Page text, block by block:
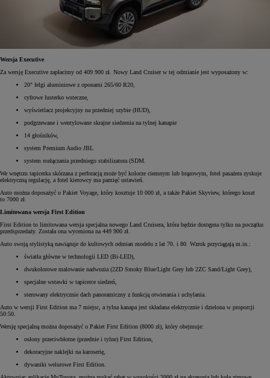
Wersja Executive
Za wersję Executive zapłacimy od 409 900 zł. Nowy Land Cruiser w tej odmianie jest wyposażony w:
20" felgi aluminiowe z oponami 265/60 R20,
cyfrowe lusterko wsteczne,
wyświetlacz projekcyjny na przedniej szybie (HUD),
podgrzewane i wentylowane skrajne siedzenia na tylnej kanapie
14 głośników,
system Premium Audio JBL
system rozłączania przedniego stabilizatora (SDM.
We wnętrzu tapicerka skórzana z perforacją może być kolorze ciemnym lub brązowym, fotel pasażera zyskuje
elektryczną regulację, a fotel kierowcy ma pamięć ustawień.
Auto można doposażyć o Pakiet Voyage, który kosztuje 10 000 zł, a także Pakiet Skyview, którego koszt
to 7000 zł.
Limitowana wersja First Edition
First Edition to limitowana wersja specjalna nowego Land Cruisera, która będzie dostępna tylko na początku
przedsprzedaży. Została ona wyceniona na 449 900 zł.
Auto swoją stylistyką nawiązuje do kultowych odmian modelu z lat 70. i 80. Wzrok przyciągają m.in.:
światła główne w technologii LED (Bi-LED),
dwukolorowe malowanie nadwozia (2ZD Smoky Blue/Light Grey lub 2ZC Sand/Light Grey),
specjalne wstawki w tapicerce siedzeń,
sterowany elektrycznie dach panoramiczny z funkcją otwierania i uchylania.
Auto w wersji First Edition ma 7 miejsc, a tylna kanapa jest składana elektrycznie i dzielona w proporcji
50:50.
Wersję specjalną można doposażyć o Pakiet First Edition (8000 zł), który obejmuje:
osłony przeciwbłotne (przednie i tylne) First Edition,
dekoracyjne naklejki na karoserię,
dywaniki welurowe First Edition.